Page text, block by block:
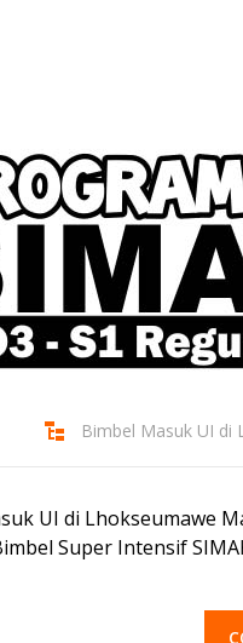
Bimbel Masuk UI di
UI di Lhokseumawe
Super Intensif